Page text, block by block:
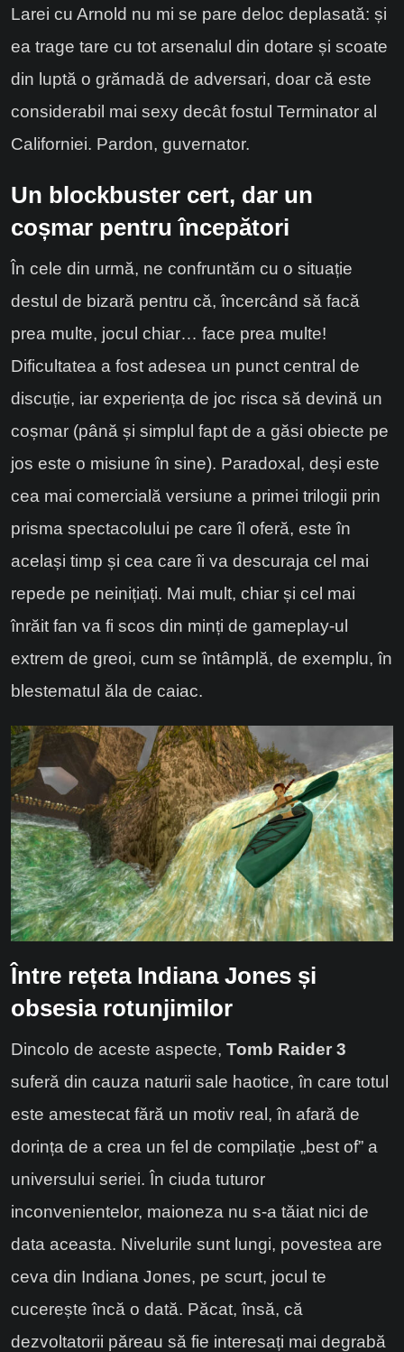
Larei cu Arnold nu mi se pare deloc deplasată: și
ea trage tare cu tot arsenalul din dotare și scoate
din luptă o grămadă de adversari, doar că este
considerabil mai sexy decât fostul Terminator al
Californiei. Pardon, guvernator.
Un blockbuster cert, dar un
coșmar pentru începători
În cele din urmă, ne confruntăm cu o situație
destul de bizară pentru că, încercând să facă
prea multe, jocul chiar… face prea multe!
Dificultatea a fost adesea un punct central de
discuție, iar experiența de joc risca să devină un
coșmar (până și simplul fapt de a găsi obiecte pe
jos este o misiune în sine). Paradoxal, deși este
cea mai comercială versiune a primei trilogii prin
prisma spectacolului pe care îl oferă, este în
același timp și cea care îi va descuraja cel mai
repede pe neinițiați. Mai mult, chiar și cel mai
înrăit fan va fi scos din minți de gameplay-ul
extrem de greoi, cum se întâmplă, de exemplu, în
blestematul ăla de caiac.
Între rețeta Indiana Jones și
obsesia rotunjimilor
Dincolo de aceste aspecte, Tomb Raider 3
suferă din cauza naturii sale haotice, în care totul
este amestecat fără un motiv real, în afară de
dorința de a crea un fel de compilație „best of” a
universului seriei. În ciuda tuturor
inconvenientelor, maioneza nu s-a tăiat nici de
data aceasta. Nivelurile sunt lungi, povestea are
ceva din Indiana Jones, pe scurt, jocul te
cucerește încă o dată. Păcat, însă, că
dezvoltatorii păreau să fie interesați mai degrabă